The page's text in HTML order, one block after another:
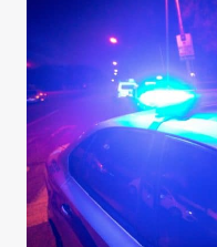
WEER
HOF
VERSKYN